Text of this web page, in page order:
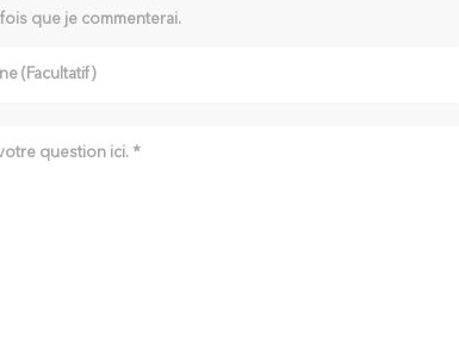
que je commenterai.